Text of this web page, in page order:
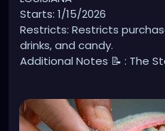
Starts: 1/15/2026
Restricts: Restricts
drinks, and candy.
Additional Notes 📝 : The
Rotisserie Chicken to be
foods are typically not
how this will be